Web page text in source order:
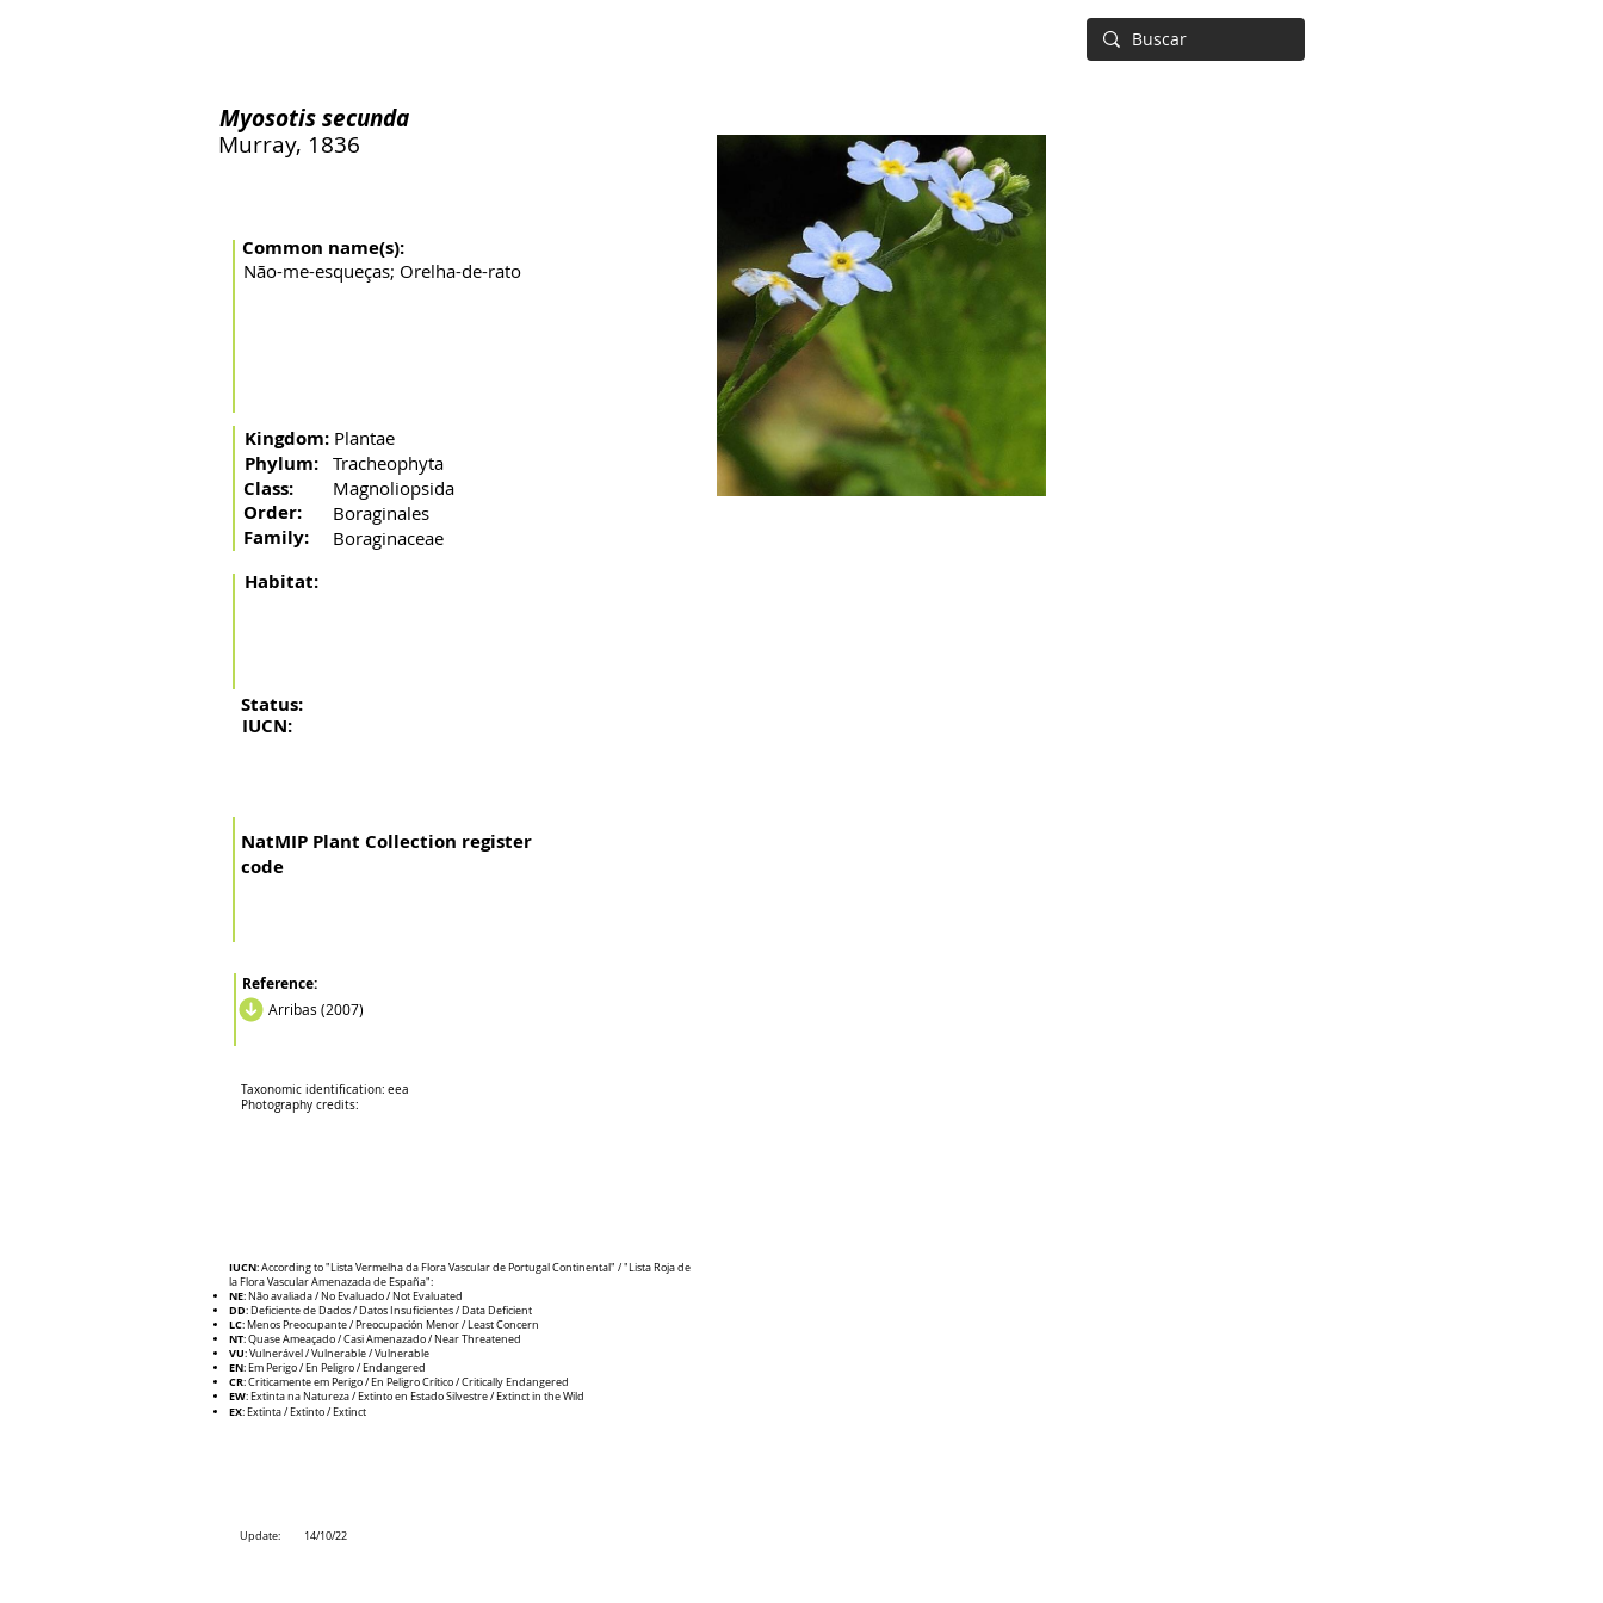
Myosotis secunda
Common name(s):
Kingdom: Plantae
Phylum: Tracheophyta
Magnoliopsida
Class:
Boraginales
Order:
Boraginaceae
Family:
Habitat:
Status:
IUCN:
NatMIP Plant Collection register
code
Reference:
Arribas (2007)
Taxonomic identification: eea
Photography credits:
Não-me-esqueças; Orelha-de-rato
Murray, 1836
IUCN: According to "Lista Vermelha da Flora Vascular de Portugal Continental" / "Lista Roja de
la Flora Vascular Amenazada de España":
NE: Não avaliada / No Evaluado / Not Evaluated
DD: Deficiente de Dados / Datos Insuficientes / Data Deficient
LC: Menos Preocupante / Preocupación Menor / Least Concern
NT: Quase Ameaçado / Casi Amenazado / Near Threatened
VU: Vulnerável / Vulnerable / Vulnerable
EN: Em Perigo / En Peligro / Endangered
CR: Criticamente em Perigo / En Peligro Crítico / Critically Endangered
EW: Extinta na Natureza / Extinto en Estado Silvestre / Extinct in the Wild
EX: Extinta / Extinto / Extinct
Update: 14/10/22